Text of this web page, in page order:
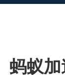
蚂蚁